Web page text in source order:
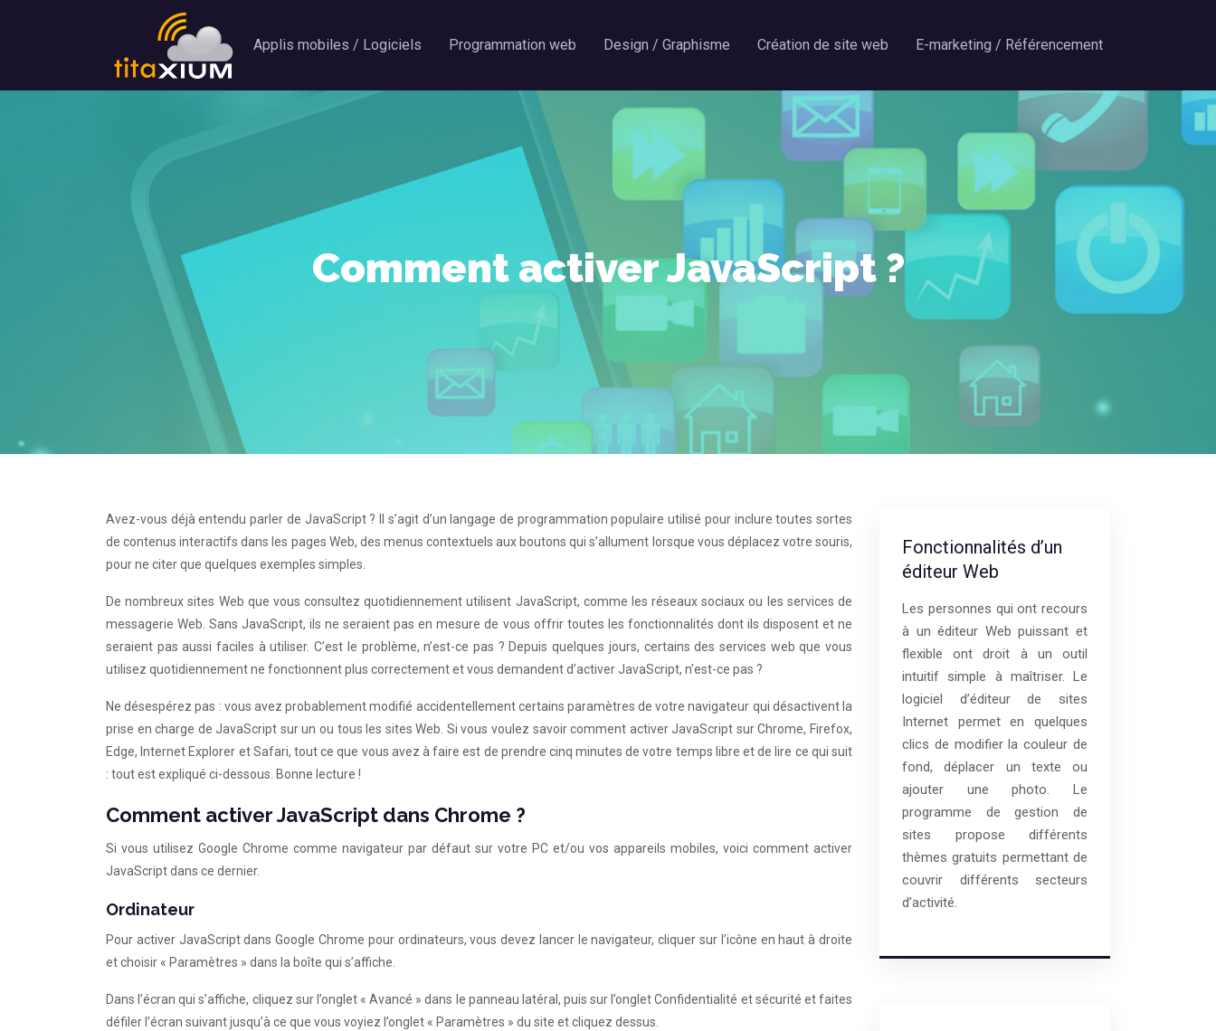
Applis mobiles / Logiciels Programmation web Design / Graphisme Création de site web E-marketing / Référencement
Comment activer JavaScript ?
Avez-vous déjà entendu parler de JavaScript ? Il s’agit d’un langage de programmation populaire utilisé pour inclure toutes sortes
de contenus interactifs dans les pages Web, des menus contextuels aux boutons qui s’allument lorsque vous déplacez votre souris,
pour ne citer que quelques exemples simples.
De nombreux sites Web que vous consultez quotidiennement utilisent JavaScript, comme les réseaux sociaux ou les services de
messagerie Web. Sans JavaScript, ils ne seraient pas en mesure de vous offrir toutes les fonctionnalités dont ils disposent et ne
seraient pas aussi faciles à utiliser. C’est le problème, n’est-ce pas ? Depuis quelques jours, certains des services web que vous
utilisez quotidiennement ne fonctionnent plus correctement et vous demandent d’activer JavaScript, n’est-ce pas ?
Ne désespérez pas : vous avez probablement modifié accidentellement certains paramètres de votre navigateur qui désactivent la
prise en charge de JavaScript sur un ou tous les sites Web. Si vous voulez savoir comment activer JavaScript sur Chrome, Firefox,
Edge, Internet Explorer et Safari, tout ce que vous avez à faire est de prendre cinq minutes de votre temps libre et de lire ce qui suit
: tout est expliqué ci-dessous. Bonne lecture !
Comment activer JavaScript dans Chrome ?
Si vous utilisez Google Chrome comme navigateur par défaut sur votre PC et/ou vos appareils mobiles, voici comment activer
JavaScript dans ce dernier.
Ordinateur
Pour activer JavaScript dans Google Chrome pour ordinateurs, vous devez lancer le navigateur, cliquer sur l’icône en haut à droite
et choisir « Paramètres » dans la boîte qui s’affiche.
Dans l’écran qui s’affiche, cliquez sur l’onglet « Avancé » dans le panneau latéral, puis sur l’onglet Confidentialité et sécurité et faites
défiler l’écran suivant jusqu’à ce que vous voyiez l’onglet « Paramètres » du site et cliquez dessus.
Fonctionnalités d’un
éditeur Web
Les personnes qui ont recours
à un éditeur Web puissant et
flexible ont droit à un outil
intuitif simple à maîtriser. Le
logiciel d’éditeur de sites
Internet permet en quelques
clics de modifier la couleur de
fond, déplacer un texte ou
ajouter une photo. Le
programme de gestion de
sites propose différents
thèmes gratuits permettant de
couvrir différents secteurs
d’activité.